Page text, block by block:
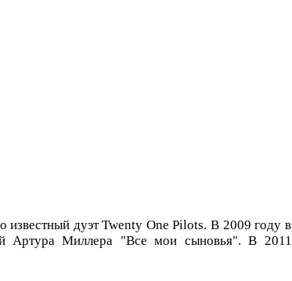
дуэт Twenty One Pilots. В 2009 году
Артура Миллера "Все мои сыновья". В